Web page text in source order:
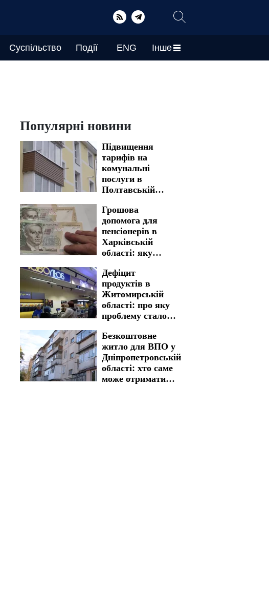
Суспільство Події ENG Інше
Популярні новини
Підвищення
тарифів на
комунальні
послуги в
Полтавській
вартість стала
реальністю
Грошова
допомога для
пенсіонерів в
Харківській
області: яку
необхідно пройти
для отримання
виплат
Дефіцит
продуктів в
Житомирській
області: про яку
проблему стало
Безкоштовне
житло для ВПО у
Дніпропетровській
області: хто саме
може отримати